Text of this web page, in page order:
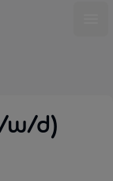
w/d)